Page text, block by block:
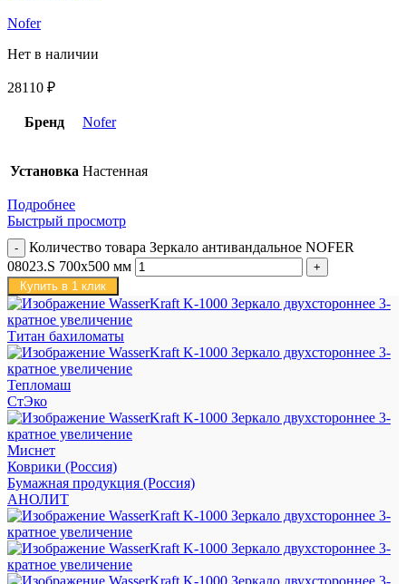
Nofer
Нет в наличии
28110 ₽
Бренд Nofer
Установка Настенная
Подробнее
Быстрый просмотр
Количество товара Зеркало антивандальное NOFER
08023.S 700х500 мм
Купить в 1 клик
Титан бахиломаты
Тепломаш
СтЭко
Миснет
Коврики (Россия)
Бумажная продукция (Россия)
АНОЛИТ